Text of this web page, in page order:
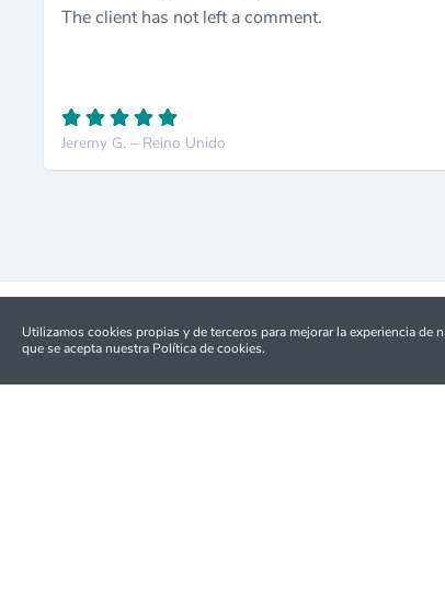
The client has not left a comment.
Jeremy G. – Reino Unido
Reembolso completo
Cancelación fácil en la mayoría de las
Utilizamos cookies propias y de terceros para mejorar la experiencia
que se acepta nuestra Política de cookies.